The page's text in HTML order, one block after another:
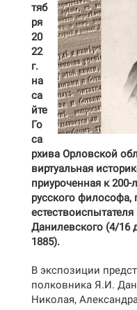
тяб
ря
20
22
г.
на
са
йте
Го
са
рхива Орловской
виртуальная
приуроченная к
русского философа,
Данилевского (4/16
1885).
В экспозиции
полковника Я.И.
Николая,